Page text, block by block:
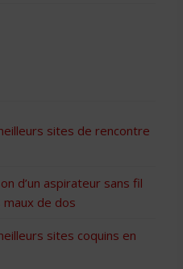
sites de rencontre
d’un aspirateur sans fil
de dos
sites coquins en